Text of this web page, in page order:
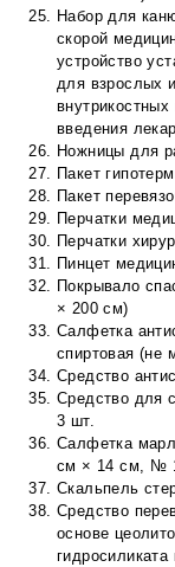
Набор для
скорой
устройство
для взрослых
введения
Ножницы для
Пакет
Пакет
Перчатки
Перчатки
Пинцет
Покрывало
× 200 см)
Салфетка
спиртовая (не
Средство
Средство для
3 шт.
Салфетка
см × 14 см, №
Скальпель
Средство
основе